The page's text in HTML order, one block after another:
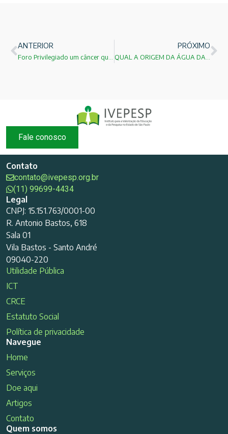
ANTERIOR PRÓXIMO
Fale conosco
Contato
contato@ivepesp.org.br
(11) 99699-4434
Legal
CNPJ: 15.151.763/0001-00
R. Antonio Bastos, 618
Sala 01
Vila Bastos - Santo André
09040-220
Utilidade Pública
ICT
CRCE
Estatuto Social
Política de privacidade
Navegue
Home
Serviços
Doe aqui
Artigos
Contato
Quem somos